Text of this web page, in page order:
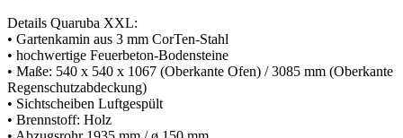
Details Quaruba XXL:
• Gartenkamin aus 3 mm CorTen-Stahl
• hochwertige Feuerbeton-Bodensteine
• Maße: 540 x 540 x 1067 (Oberkante Ofen) / 3085 mm (Oberkante
Regenschutzabdeckung)
• Sichtscheiben Luftgespült
• Brennstoff: Holz